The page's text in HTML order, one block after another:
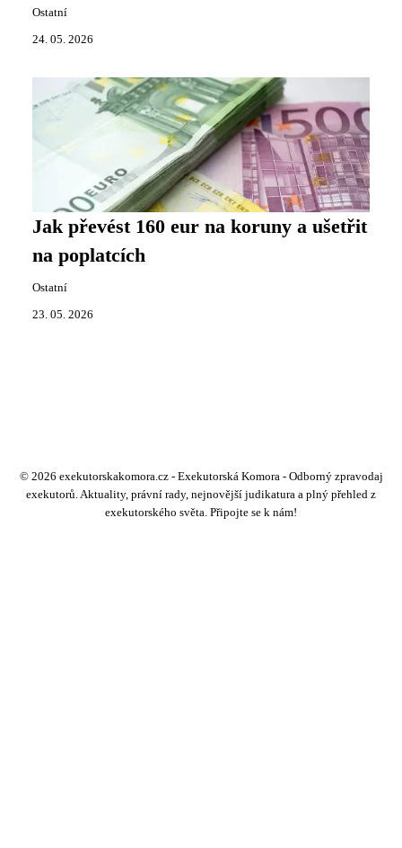
Ostatní
24. 05. 2026
Jak převést 160 eur na koruny a ušetřit
na poplatcích
Ostatní
23. 05. 2026
© 2026 exekutorskakomora.cz - Exekutorská Komora - Odborný zpravodaj
exekutorů. Aktuality, právní rady, nejnovější judikatura a plný přehled z
exekutorského světa. Připojte se k nám!